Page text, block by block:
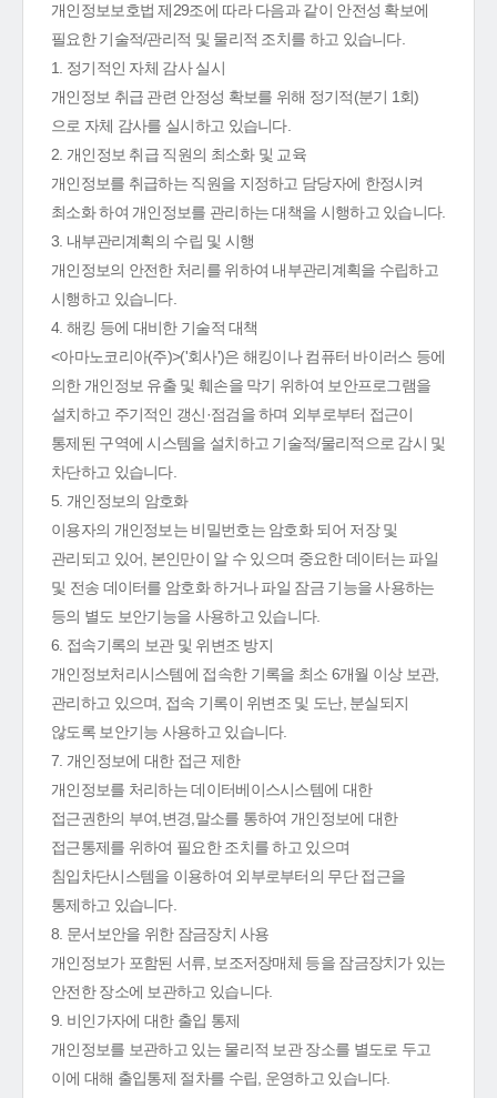
개인정보보호법 제29조에 따라 다음과 같이 안전성 확보에
필요한 기술적/관리적 및 물리적 조치를 하고 있습니다.
1. 정기적인 자체 감사 실시
개인정보 취급 관련 안정성 확보를 위해 정기적(분기 1회)
으로 자체 감사를 실시하고 있습니다.
2. 개인정보 취급 직원의 최소화 및 교육
개인정보를 취급하는 직원을 지정하고 담당자에 한정시켜
최소화 하여 개인정보를 관리하는 대책을 시행하고 있습니다.
3. 내부관리계획의 수립 및 시행
개인정보의 안전한 처리를 위하여 내부관리계획을 수립하고
시행하고 있습니다.
4. 해킹 등에 대비한 기술적 대책
<아마노코리아(주)>('회사')은 해킹이나 컴퓨터 바이러스 등에
의한 개인정보 유출 및 훼손을 막기 위하여 보안프로그램을
설치하고 주기적인 갱신·점검을 하며 외부로부터 접근이
통제된 구역에 시스템을 설치하고 기술적/물리적으로 감시 및
차단하고 있습니다.
5. 개인정보의 암호화
이용자의 개인정보는 비밀번호는 암호화 되어 저장 및
관리되고 있어, 본인만이 알 수 있으며 중요한 데이터는 파일
및 전송 데이터를 암호화 하거나 파일 잠금 기능을 사용하는
등의 별도 보안기능을 사용하고 있습니다.
6. 접속기록의 보관 및 위변조 방지
개인정보처리시스템에 접속한 기록을 최소 6개월 이상 보관,
관리하고 있으며, 접속 기록이 위변조 및 도난, 분실되지
않도록 보안기능 사용하고 있습니다.
7. 개인정보에 대한 접근 제한
개인정보를 처리하는 데이터베이스시스템에 대한
접근권한의 부여,변경,말소를 통하여 개인정보에 대한
접근통제를 위하여 필요한 조치를 하고 있으며
침입차단시스템을 이용하여 외부로부터의 무단 접근을
통제하고 있습니다.
8. 문서보안을 위한 잠금장치 사용
개인정보가 포함된 서류, 보조저장매체 등을 잠금장치가 있는
안전한 장소에 보관하고 있습니다.
9. 비인가자에 대한 출입 통제
개인정보를 보관하고 있는 물리적 보관 장소를 별도로 두고
이에 대해 출입통제 절차를 수립, 운영하고 있습니다.